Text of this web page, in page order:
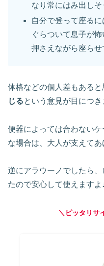
なり常にはみ出しそ
自分で登って座る
ぐらついて息子が
押さえながら座らせ
体格などの個人差もあると
じるという意見が目につき
便器によっては合わない
な場合は、大人が支えて
逆にアラウーノでしたら
たので安心して使えますよ
＼ピッタリサ